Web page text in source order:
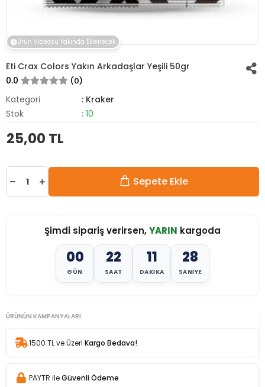
Ürün Videosu Yakında Eklenecek
Eti Crax Colors Yakın Arkadaşlar Yeşili 50gr
0.0
(0)
Kategori
: Kraker
Stok
: 10
25,00 TL
Sepete Ekle
Şimdi sipariş verirsen,YARIN kargoda
00
GÜN
22
SAAT
11
DAKIKA
27
SANIYE
ÜRÜNÜN KAMPANYALARI
1500 TL ve Üzeri Kargo Bedava!
PAYTR ileGüvenli Ödeme